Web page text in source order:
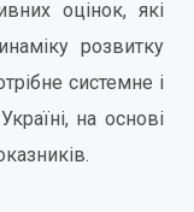
оцінок, які
розвитку
системне і
на основі